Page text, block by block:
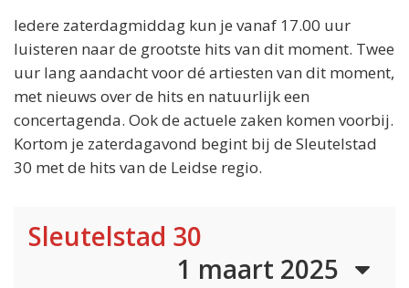
Iedere zaterdagmiddag kun je vanaf 17.00 uur
luisteren naar de grootste hits van dit moment. Twee
uur lang aandacht voor dé artiesten van dit moment,
met nieuws over de hits en natuurlijk een
concertagenda. Ook de actuele zaken komen voorbij.
Kortom je zaterdagavond begint bij de Sleutelstad
30 met de hits van de Leidse regio.
Sleutelstad 30
1 maart 2025